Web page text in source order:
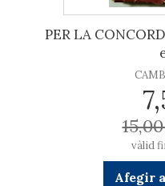
PER LA
vàlid
Afegir